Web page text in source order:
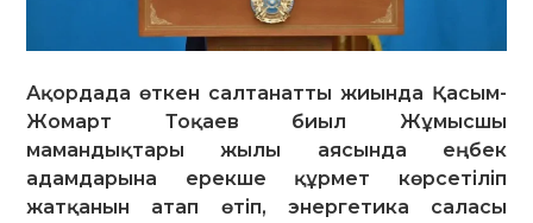
Ақордада өткен салтанатты жиында Қасым-
Жомарт Тоқаев биыл Жұмысшы
мамандықтары жылы аясында еңбек
адамдарына ерекше құрмет көрсетіліп
жатқанын атап өтіп, энергетика саласы